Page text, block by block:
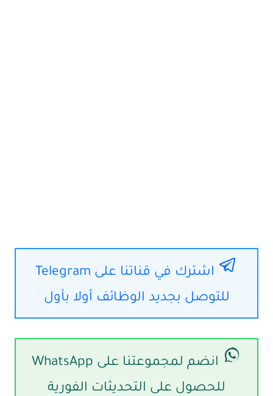
اشترك في قناتنا على Telegram
للتوصل بجديد الوظائف أولا بأول
انضم لمجموعتنا على WhatsApp
للحصول على التحديثات الفورية